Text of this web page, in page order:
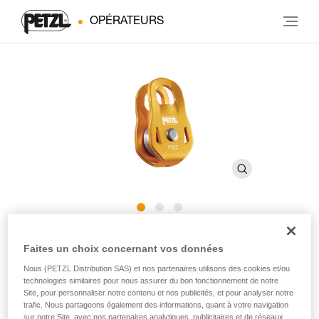
OPÉRATEURS
FIXE
Poulie avec flasques fixes compacte et polyvalente
Compacte et polyvalente, la poulie FIXE est conçue pour la
Faites un choix concernant vos données
Nous (PETZL Distribution SAS) et nos partenaires utilisons des cookies et/ou
technologies similaires pour nous assurer du bon fonctionnement de notre
Site, pour personnaliser notre contenu et nos publicités, et pour analyser notre
trafic. Nous partageons également des informations, quant à votre navigation